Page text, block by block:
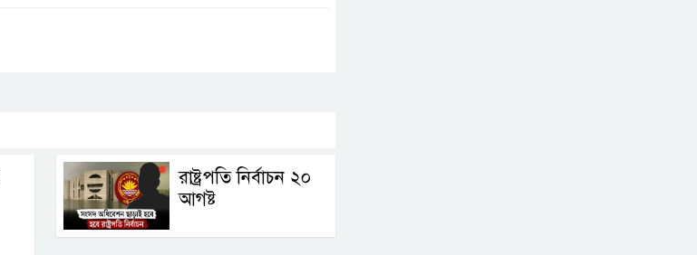
রাষ্ট্রপতি নির্বাচন ২০
আগষ্ট